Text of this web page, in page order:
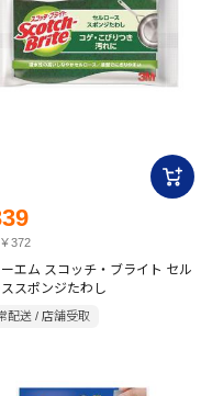
372
エム スコッチ・ブライト セル
スポンジたわし
配送 / 店舗受取